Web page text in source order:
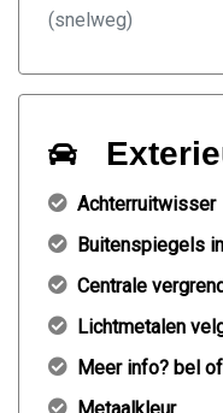
(snelweg)
Achterruitwisser
Buitenspiegels
Centrale
Lichtmetalen
Meer info? bel